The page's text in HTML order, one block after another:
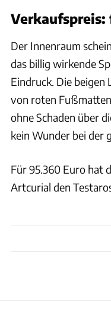
Verkaufspreis:
Der Innenraum
das billig wirkende
Eindruck. Die beigen
von roten
ohne Schaden über
kein Wunder bei der
Für 95.360 Euro hat
Artcurial den